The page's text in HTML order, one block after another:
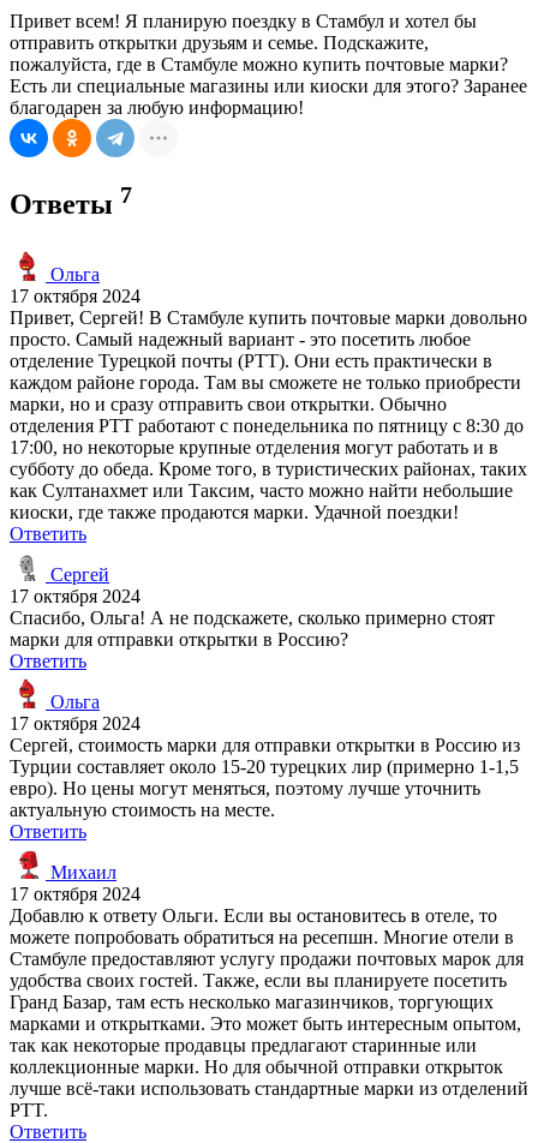
Привет всем! Я планирую поездку в Стамбул и хотел бы
отправить открытки друзьям и семье. Подскажите,
пожалуйста, где в Стамбуле можно купить почтовые марки?
Есть ли специальные магазины или киоски для этого? Заранее
благодарен за любую информацию!
Ответы 7
Ольга
17 октября 2024
Привет, Сергей! В Стамбуле купить почтовые марки довольно
просто. Самый надежный вариант - это посетить любое
отделение Турецкой почты (PTT). Они есть практически в
каждом районе города. Там вы сможете не только приобрести
марки, но и сразу отправить свои открытки. Обычно
отделения PTT работают с понедельника по пятницу с 8:30 до
17:00, но некоторые крупные отделения могут работать и в
субботу до обеда. Кроме того, в туристических районах, таких
как Султанахмет или Таксим, часто можно найти небольшие
киоски, где также продаются марки. Удачной поездки!
Ответить
Сергей
17 октября 2024
Спасибо, Ольга! А не подскажете, сколько примерно стоят
марки для отправки открытки в Россию?
Ответить
Ольга
17 октября 2024
Сергей, стоимость марки для отправки открытки в Россию из
Турции составляет около 15-20 турецких лир (примерно 1-1,5
евро). Но цены могут меняться, поэтому лучше уточнить
актуальную стоимость на месте.
Ответить
Михаил
17 октября 2024
Добавлю к ответу Ольги. Если вы остановитесь в отеле, то
можете попробовать обратиться на ресепшн. Многие отели в
Стамбуле предоставляют услугу продажи почтовых марок для
удобства своих гостей. Также, если вы планируете посетить
Гранд Базар, там есть несколько магазинчиков, торгующих
марками и открытками. Это может быть интересным опытом,
так как некоторые продавцы предлагают старинные или
коллекционные марки. Но для обычной отправки открыток
лучше всё-таки использовать стандартные марки из отделений
PTT.
Ответить